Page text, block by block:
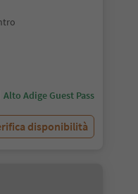
Alto Adige Guest Pass
disponibilità